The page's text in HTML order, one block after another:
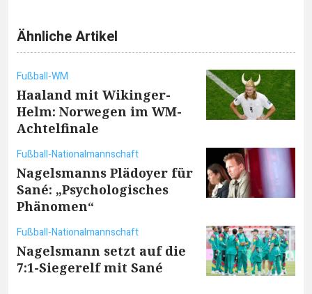
Ähnliche Artikel
Fußball-WM
Haaland mit Wikinger-
Helm: Norwegen im WM-
Achtelfinale
Fußball-Nationalmannschaft
Nagelsmanns Plädoyer für
Sané: „Psychologisches
Phänomen“
Fußball-Nationalmannschaft
Nagelsmann setzt auf die
7:1-Siegerelf mit Sané